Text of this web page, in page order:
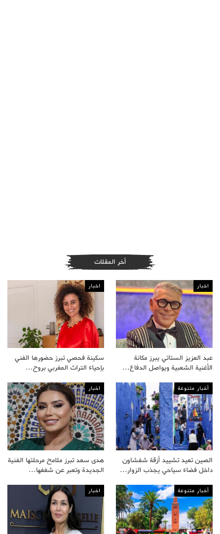
أخر المقلات
اخبار
عبد العزيز الستاتي يبرز مكانة
الأغنية الشعبية ويواصل الدفاع…
اخبار
سكينة فحصي تبرز حضورها الفني
بإحياء التراث المغربي بروح…
أخبار متنوعة
الصين تعيد تشييد أزقة شفشاون
داخل فضاء سياحي يجذب الزوار…
اخبار
هدى سعد تبرز ملامح مرحلتها الفنية
الجديدة وتعبر عن شغفها…
أخبار متنوعة اخبار